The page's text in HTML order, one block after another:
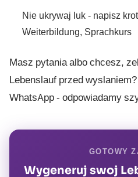
Nie ukrywaj luk - napisz
Weiterbildung, Sprachkurs
Masz pytania albo chcesz,
Lebenslauf przed wyslaniem?
WhatsApp- odpowiadamy
GOTOWY
Wygeneruj swoj